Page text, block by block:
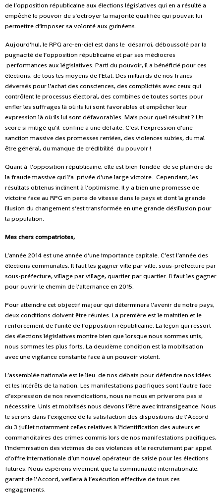
de l’opposition républicaine aux élections législatives qui en a résulté a
empêché le pouvoir de s’octroyer la majorité qualifiée qui pouvait lui
permettre d’imposer sa volonté aux guinéens.
Aujourd’hui, le RPG arc-en-ciel est dans le désarroi, déboussolé par la
pugnacité de l’opposition républicaine et par ses médiocres
performances aux législatives. Parti du pouvoir, il a bénéficié pour ces
élections, de tous les moyens de l’Etat. Des milliards de nos francs
déversés pour l’achat des consciences, des complicités avec ceux qui
contrôlent le processus électoral, des combines de toutes sortes pour
enfler les suffrages là où ils lui sont favorables et empêcher leur
expression là où ils lui sont défavorables. Mais pour quel résultat ? Un
score si mitigé qu’il confine à une défaite. C’est l’expression d’une
sanction massive des promesses reniées, des violences subies, du mal
être général, du manque de crédibilité du pouvoir !
Quant à l’opposition républicaine, elle est bien fondée de se plaindre de
la fraude massive qui l’a privée d’une large victoire. Cependant, les
résultats obtenus inclinent à l’optimisme. Il y a bien une promesse de
victoire face au RPG en perte de vitesse dans le pays et dont la grande
illusion du changement s’est transformée en une grande désillusion pour
la population.
Mes chers compatriotes,
L’année 2014 est une année d’une importance capitale. C’est l’année des
élections communales. Il faut les gagner ville par ville, sous-préfecture par
sous-préfecture, village par village, quartier par quartier. Il faut les gagner
pour ouvrir le chemin de l’alternance en 2015.
Pour atteindre cet objectif majeur qui déterminera l’avenir de notre pays,
deux conditions doivent être réunies. La première est le maintien et le
renforcement de l’unité de l’opposition républicaine. La leçon qui ressort
des élections législatives montre bien que lorsque nous sommes unis,
nous sommes les plus forts. La deuxième condition est la mobilisation
avec une vigilance constante face à un pouvoir violent.
L’assemblée nationale est le lieu de nos débats pour défendre nos idées
et les intérêts de la nation. Les manifestations pacifiques sont l’autre face
d’expression de nos revendications, nous ne nous en priverons pas si
nécessaire. Unis et mobilisés nous devons l’être avec intransigeance. Nous
le serons dans l’exigence de la satisfaction des dispositions de l’Accord
du 3 juillet notamment celles relatives à l’identification des auteurs et
commanditaires des crimes commis lors de nos manifestations pacifiques,
l’indemnisation des victimes de ces violences et le recrutement par appel
d’offre internationale d’un nouvel opérateur de saisie pour les élections
futures. Nous espérons vivement que la communauté internationale,
garant de l’Accord, veillera à l’exécution effective de tous ces
engagements.